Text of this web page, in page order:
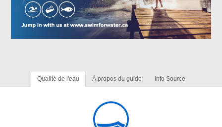
Qualité de l'eau À propos du guide Info Source